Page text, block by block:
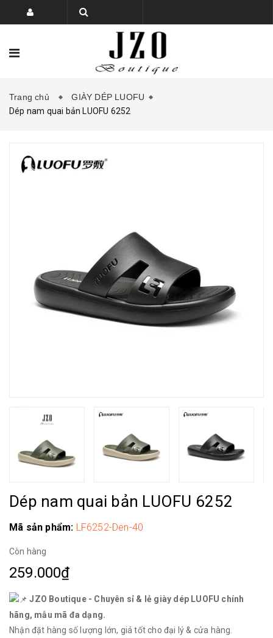
TRANG CHỦ BỘ SƯU TẬP
Trang chủ
GIÀY DÉP LUOFU
Dép nam quai bản LUOFU 6252
Dép nam quai bản LUOFU 6252
Mã sản phẩm: LF6252-Den-40
Còn hàng
259.000₫
JZO Boutique - Chuyên sỉ & lẻ giày dép LUOFU chính
hãng, mẫu mã đa dạng.
Nhận đặt hàng số lượng lớn, giá tốt cho đại lý & cửa hàng.